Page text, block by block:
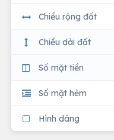
Chiều rộng đất
Chiều dài đất
Số mặt tiền
Số mặt hẻm
Hình dáng